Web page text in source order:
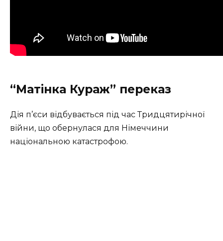
“Матінка Кураж” переказ
Дія п’єси відбувається під час Тридцятирічної
війни, що обернулася для Німеччини
національною катастрофою.